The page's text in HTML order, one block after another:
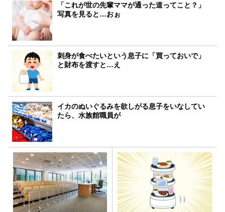
「これが世の先輩ママが通った道ってこと？」
写真を見ると…おぉ
刺身が食べたいという息子に「買っておいで」
と財布を渡すと…え
イカのぬいぐるみを欲しがる息子をいなしてい
たら、水族館職員が